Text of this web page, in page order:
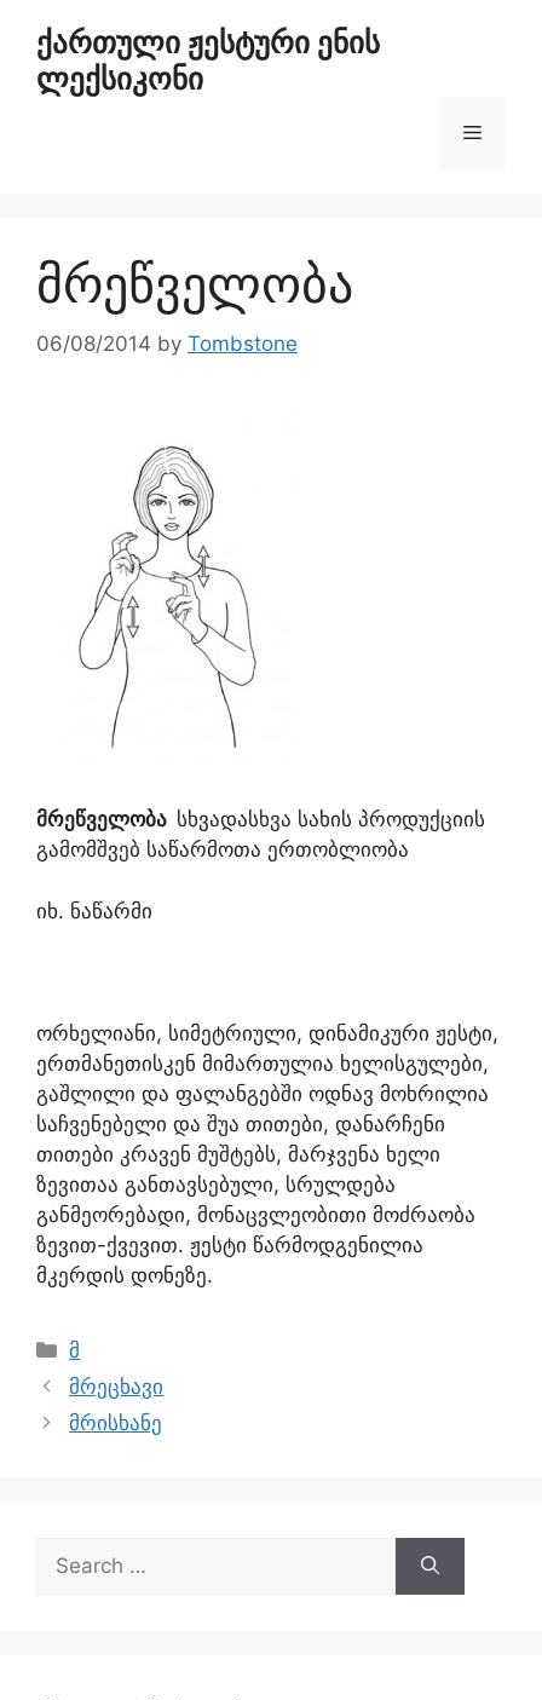
ქართული ჟესტური ენის
ლექსიკონი
მრეწველობა
06/08/2014 by Tombstone
მრეწველობა სხვადასხვა სახის პროდუქციის
გამომშვებ საწარმოთა ერთობლიობა
იხ. ნაწარმი
ორხელიანი, სიმეტრიული, დინამიკური ჟესტი,
ერთმანეთისკენ მიმართულია ხელისგულები,
გაშლილი და ფალანგებში ოდნავ მოხრილია
საჩვენებელი და შუა თითები, დანარჩენი
თითები კრავენ მუშტებს, მარჯვენა ხელი
ზევითაა განთავსებული, სრულდება
განმეორებადი, მონაცვლეობითი მოძრაობა
ზევით-ქვევით. ჟესტი წარმოდგენილია
მკერდის დონეზე.
მ
მრეცხავი
მრისხანე